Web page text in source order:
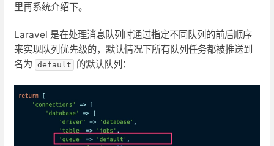
里再系统介绍下。
Laravel 是在处理消息队列时通过指定不同队列的前后顺序
来实现队列优先级的，默认情况下所有队列任务都被推送到
名为 default 的默认队列：